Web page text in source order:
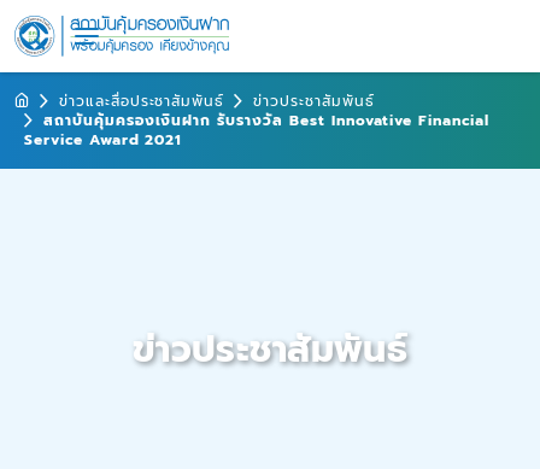
ข่าวและสื่อประชาสัมพันธ์
ข่าวประชาสัมพันธ์
สถาบันคุ้มครองเงินฝาก รับรางวัล Best Innovative Financial
Service Award 2021
ข่าวประชาสัมพันธ์